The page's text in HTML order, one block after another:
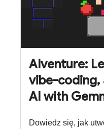
AIventure:
vibe-coding,
AI with
Dowiedz się, jak